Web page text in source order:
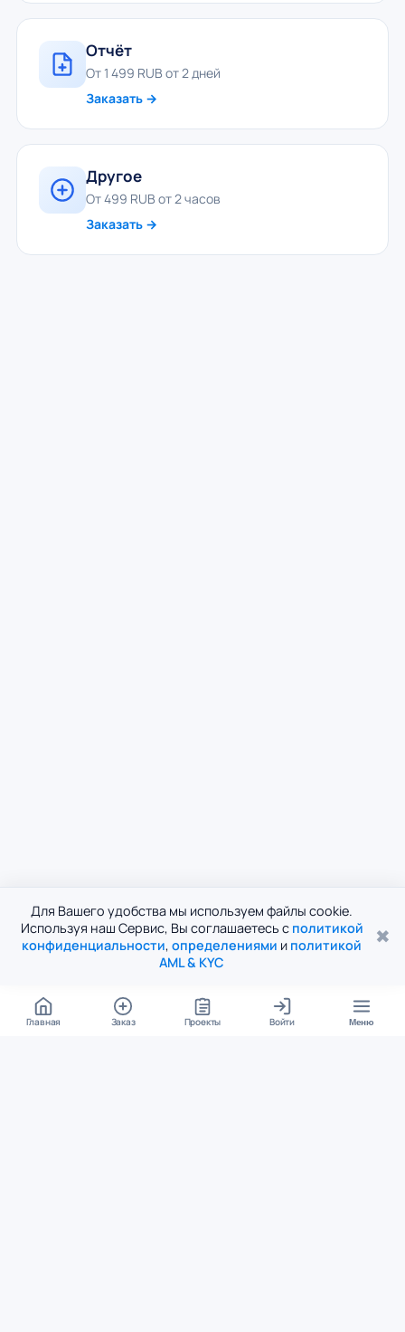
Для Вашего удобства мы используем файлы cookie.
Используя наш Сервис, Вы соглашаетесь с политикой
конфиденциальности, определениями и политикой
AML & KYC
✖
Главная Заказ Проекты Войти Меню
Отчёт
От 1 499 RUB от 2 дней
Заказать →
Другое
От 499 RUB от 2 часов
Заказать →